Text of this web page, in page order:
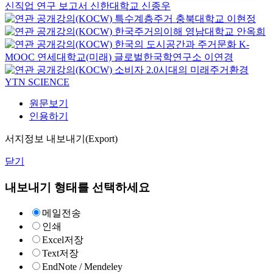
신직업 연구 보고서 신한대학교 신종우
특수계층주거 충북대학교 이현정
한국주거의이해 영남대학교 안옥희
한국의 도시공간과 주거문화 K-
MOOC 연세대학교(미래) 글로벌한국학연구소 이연경
소비자 2.0시대의 미래주거환경
YTN SCIENCE
원문보기
인용하기
서지정보 내보내기(Export)
닫기
내보내기 형태를 선택하세요
메일전송
인쇄
Excel저장
Text저장
EndNote / Mendeley